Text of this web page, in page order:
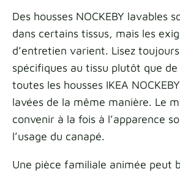
Des housses NOCKEBY lavables
dans certains tissus, mais les
d’entretien varient. Lisez
spécifiques au tissu plutôt que de
toutes les housses IKEA
lavées de la même manière. Le
convenir à la fois à l’apparence
l’usage du canapé.
Une pièce familiale animée peut